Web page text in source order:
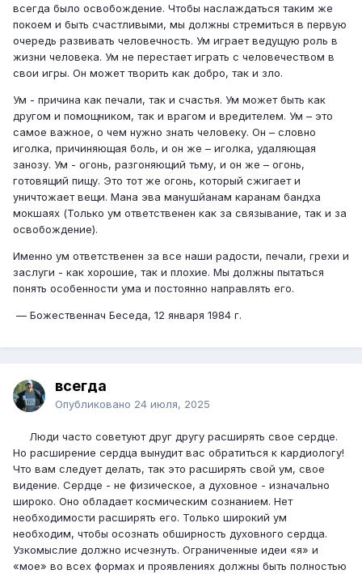
всегда было освобождение. Чтобы наслаждаться таким же
покоем и быть счастливыми, мы должны стремиться в первую
очередь развивать человечность. Ум играет ведущую роль в
жизни человека. Ум не перестает играть с человечеством в
свои игры. Он может творить как добро, так и зло.
Ум - причина как печали, так и счастья. Ум может быть как
другом и помощником, так и врагом и вредителем. Ум – это
самое важное, о чем нужно знать человеку. Он – словно
иголка, причиняющая боль, и он же – иголка, удаляющая
занозу. Ум - огонь, разгоняющий тьму, и он же – огонь,
готовящий пищу. Это тот же огонь, который сжигает и
уничтожает вещи. Мана эва манушйанам каранам бандха
мокшаях (Только ум ответственен как за связывание, так и за
освобождение).
Именно ум ответственен за все наши радости, печали, грехи и
заслуги - как хорошие, так и плохие. Мы должны пытаться
понять особенности ума и постоянно направлять его.
— Божественнач Беседа, 12 января 1984 г.
всегда
Опубликовано 24 июля, 2025
Люди часто советуют друг другу расширять свое сердце.
Но расширение сердца вынудит вас обра­титься к кардиологу!
Что вам следует делать, так это расширять свой ум, свое
видение. Сердце - не физи­ческое, а духовное - изначально
широко. Оно облада­ет космическим сознанием. Нет
необходимости рас­ширять его. Только широкий ум
необходим, чтобы осознать обширность духовного сердца.
Узкомыслие должно исчезнуть. Ограниченные идеи «я» и
«мое» во всех формах и проявлениях должны быть полно­стью